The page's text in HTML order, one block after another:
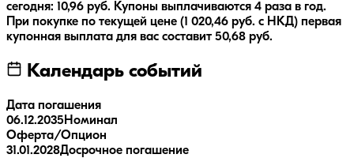
сегодня: 10,96 руб. Купоны выплачиваются 4 раза в год.
При покупке по текущей цене (1 020,46 руб. с НКД) первая
купонная выплата для вас составит 50,68 руб.
Календарь событий
Дата погашения
06.12.2035 Номинал
Оферта/Опцион
31.01.2028Досрочное погашение